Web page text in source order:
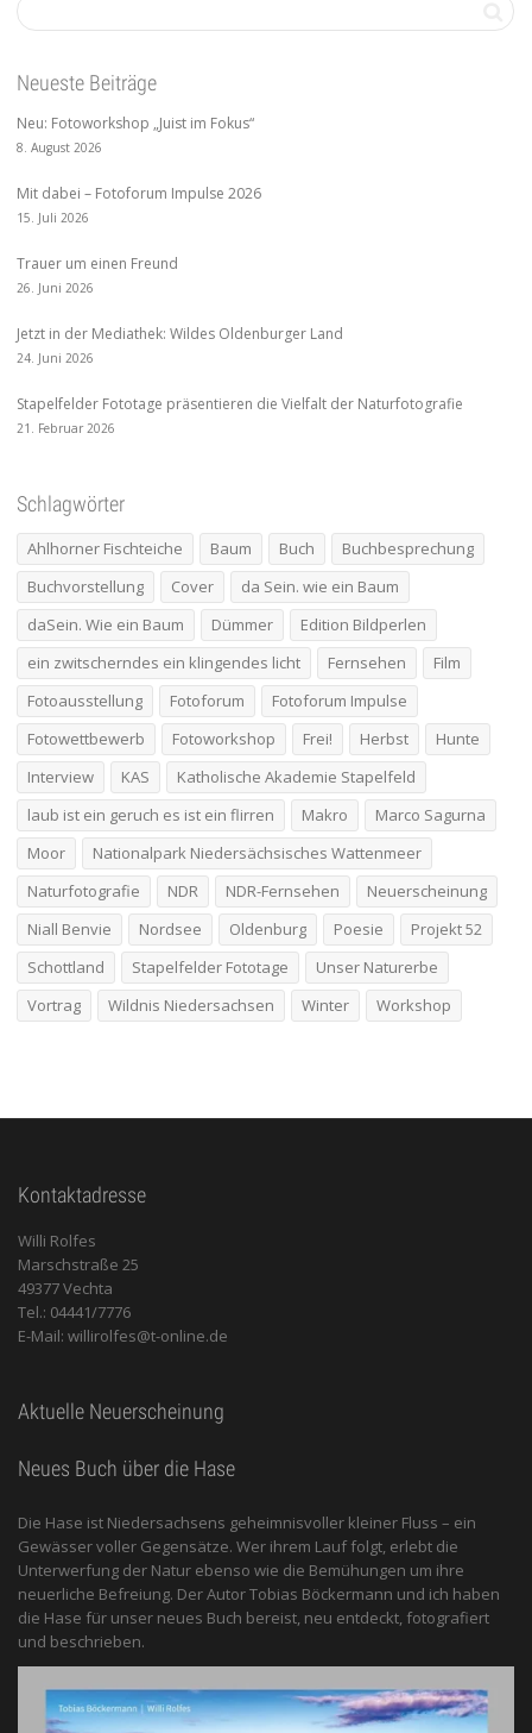
Neueste Beiträge
Neu: Fotoworkshop „Juist im Fokus“
8. August 2026
Mit dabei – Fotoforum Impulse 2026
15. Juli 2026
Trauer um einen Freund
26. Juni 2026
Jetzt in der Mediathek: Wildes Oldenburger Land
24. Juni 2026
Stapelfelder Fototage präsentieren die Vielfalt der Naturfotografie
21. Februar 2026
Schlagwörter
Ahlhorner Fischteiche Baum Buch
Buchbesprechung
Buchvorstellung
Cover
da Sein. wie ein Baum
daSein. Wie ein Baum
Dümmer
Edition Bildperlen
ein zwitscherndes ein klingendes licht
Fernsehen
Film
Fotoausstellung
Fotoforum
Fotoforum Impulse
Fotowettbewerb
Fotoworkshop Frei! Herbst
Hunte
Interview
KAS
Katholische Akademie Stapelfeld
laub ist ein geruch es ist ein flirren
Makro
Marco Sagurna
Moor
Nationalpark Niedersächsisches Wattenmeer
Naturfotografie
NDR NDR-Fernsehen
Neuerscheinung
Niall Benvie
Nordsee Oldenburg Poesie
Projekt 52
Schottland
Stapelfelder Fototage
Unser Naturerbe
Vortrag
Wildnis Niedersachsen Winter Workshop
Kontaktadresse
Willi Rolfes
Marschstraße 25
49377 Vechta
Tel.: 04441/7776
E-Mail: willirolfes@t-online.de
Aktuelle Neuerscheinung
Neues Buch über die Hase
Die Hase ist Niedersachsens geheimnisvoller kleiner Fluss – ein
Gewässer voller Gegensätze. Wer ihrem Lauf folgt, erlebt die
Unterwerfung der Natur ebenso wie die Bemühungen um ihre
neuerliche Befreiung. Der Autor Tobias Böckermann und ich haben
die Hase für unser neues Buch bereist, neu entdeckt, fotografiert
und beschrieben.